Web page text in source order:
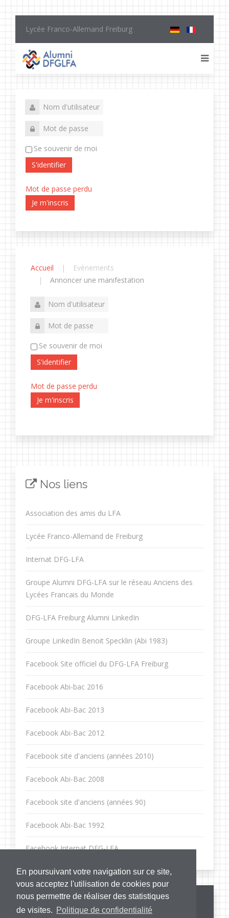
En poursuivant votre navigation sur ce site,
vous acceptez l'utilisation de cookies pour
nous permettre de réaliser des statistiques
de visites. Politique de confidentialité
Lycée Franco-Allemand Freiburg
Se souvenir de moi
S'identifier
Mot de passe perdu
Je m'inscris
Accueil
Evènements
Annoncer une manifestation
Se souvenir de moi
S'identifier
Mot de passe perdu
Je m'inscris
Nos liens
Association des amis du LFA
Lycée Franco-Allemand de Freiburg
Internat DFG-LFA
Groupe Alumni DFG-LFA sur le réseau Anciens des
Lycées Francais du Monde
DFG-LFA Freiburg Alumni LinkedIn
Groupe LinkedIn Benoit Specklin (Abi 1983)
Facebook Site officiel du DFG-LFA Freiburg
Facebook Abi-bac 2016
Facebook Abi-Bac 2013
Facebook Abi-Bac 2012
Facebook site d'anciens (années 2010)
Facebook Abi-Bac 2008
Facebook site d'anciens (années 90)
Facebook Abi-Bac 1992
Facebook Internat DFG-LFA